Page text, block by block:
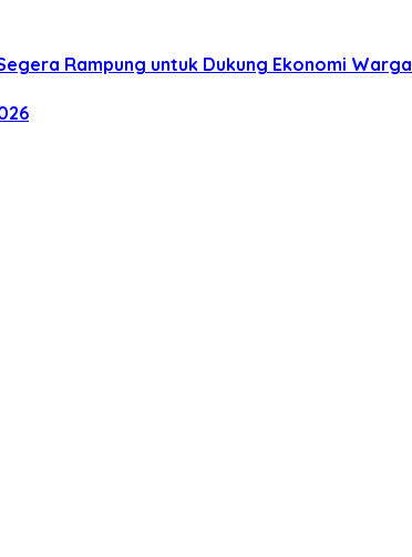
Rampung untuk Dukung Ekonomi Warga